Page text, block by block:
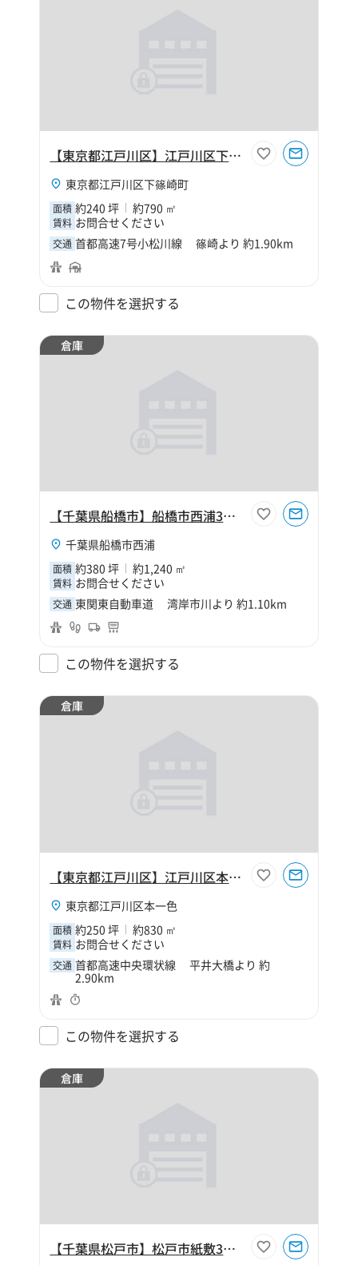
【東京都江戸川区】江戸川区下篠崎町240坪倉庫
東京都江戸川区下篠崎町
面積 約240 坪 約790 ㎡
賃料 お問合せください
交通 首都高速7号小松川線 篠崎より 約1.90km
この物件を選択する
倉庫
【千葉県船橋市】船橋市西浦3丁目380坪倉庫
千葉県船橋市西浦
面積 約380 坪 約1,240 ㎡
賃料 お問合せください
交通 東関東自動車道 湾岸市川より 約1.10km
この物件を選択する
倉庫
【東京都江戸川区】江戸川区本一色2丁目250坪倉庫
東京都江戸川区本一色
面積 約250 坪 約830 ㎡
賃料 お問合せください
交通 首都高速中央環状線 平井大橋より 約
2.90km
この物件を選択する
倉庫
【千葉県松戸市】松戸市紙敷3丁目200坪倉庫